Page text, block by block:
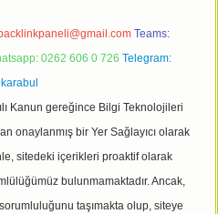
Teams:
0262 606 0 726 Telegram:
Kanun gereğince Bilgi Teknolojileri
onaylanmış bir Yer Sağlayıcı olarak
sitedeki içerikleri proaktif olarak
bulunmamaktadır. Ancak,
taşımakta olup, siteye